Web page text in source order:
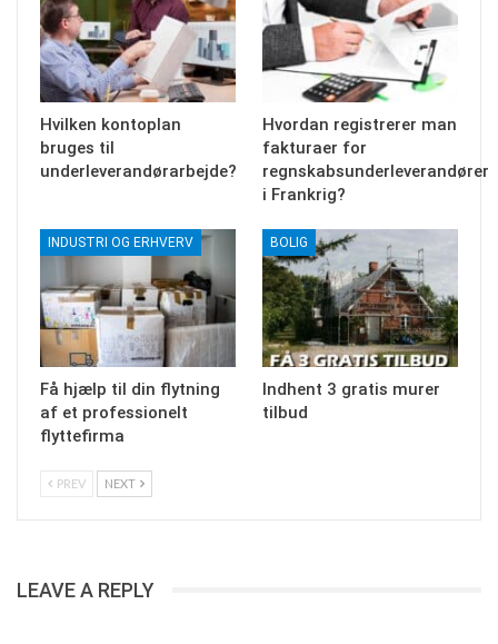
Hvilken kontoplan
bruges til
underleverandørarbejde?
Hvordan registrerer man
fakturaer for
regnskabsunderleverandører
i Frankrig?
INDUSTRI OG ERHVERV
Få hjælp til din flytning
af et professionelt
flyttefirma
BOLIG
Indhent 3 gratis murer
tilbud
PREV NEXT
LEAVE A REPLY